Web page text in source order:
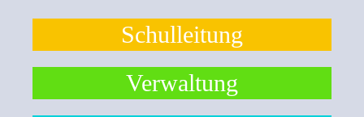
Schulleitung
Verwaltung